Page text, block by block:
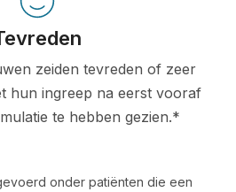
zeiden tevreden of zeer
hun ingreep na eerst vooraf
te hebben gezien.*
onder patiënten die een